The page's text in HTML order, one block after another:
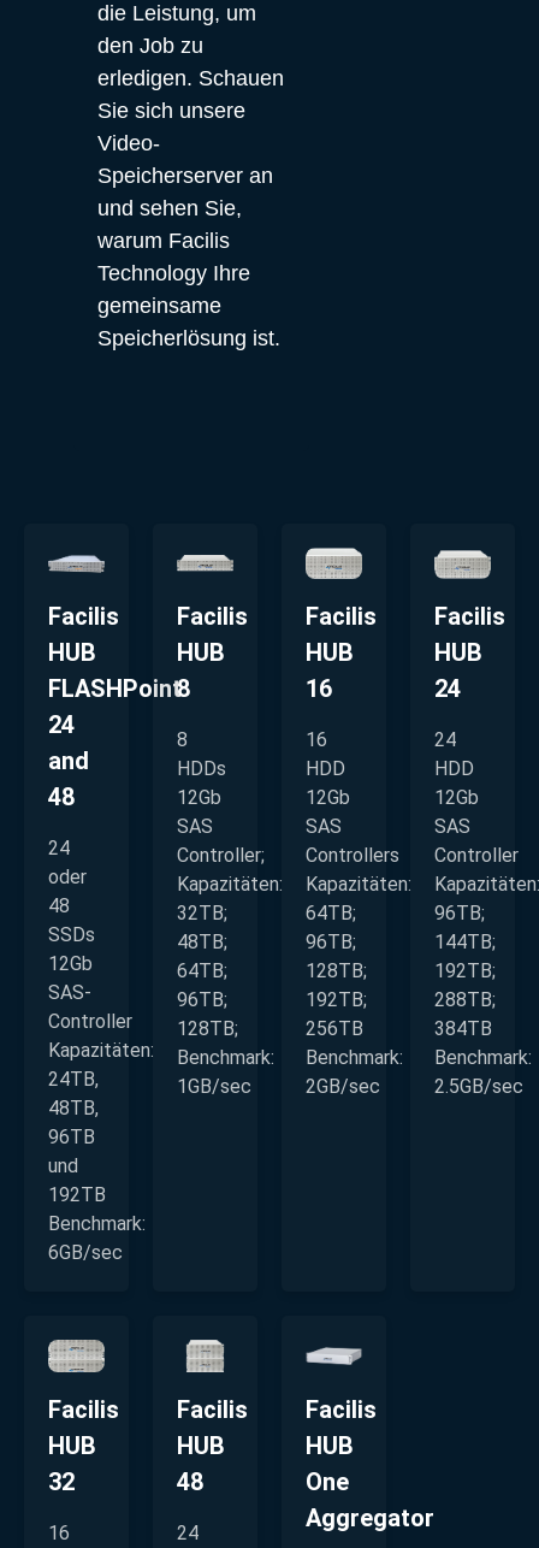
die Leistung, um
den Job zu
erledigen. Schauen
Sie sich unsere
Video-
Speicherserver an
und sehen Sie,
warum Facilis
Technology Ihre
gemeinsame
Speicherlösung ist.
Facilis
HUB
FLASHPoint
24
and
48
24
oder
48
SSDs
12Gb
SAS-
Controller
Kapazitäten:
24TB,
48TB,
96TB
und
192TB
Benchmark:
6GB/sec
Facilis
HUB
8
8
HDDs
12Gb
SAS
Controller;
Kapazitäten:
32TB;
48TB;
64TB;
96TB;
128TB;
Benchmark:
1GB/sec
Facilis
HUB
16
16
HDD
12Gb
SAS
Controllers
Kapazitäten:
64TB;
96TB;
128TB;
192TB;
256TB
Benchmark:
2GB/sec
Facilis
HUB
24
24
HDD
12Gb
SAS
Controller
Kapazitäten:
96TB;
144TB;
192TB;
288TB;
384TB
Benchmark:
2.5GB/sec
Facilis
HUB
32
16
Facilis
HUB
48
24
Facilis
HUB
One
Aggregator